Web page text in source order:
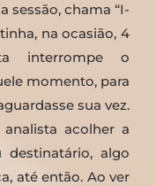
sessão, chama “I-
na ocasião, 4
interrompe o
momento, para
sua vez.
acolher a
algo
até então. Ao ver